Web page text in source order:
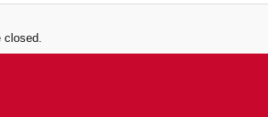
closed.